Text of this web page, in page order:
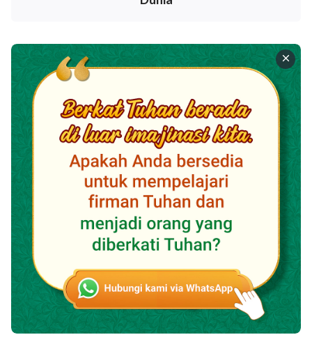
langkah Tuhan, sudah seharusnya kita mencari
kehendak Tuhan, firman Tuhan, dan perkataan
Tuhan—karena, di mana pun ada firman baru yang
diucapkan Tuhan, suara Tuhan ada di sana, dan di
mana pun ada jejak langkah Tuhan, perbuatan
Tuhan ada di sana. Di mana pun ada pengungkapan
Tuhan, di sanalah Tuhan menampakkan diri, dan di
mana pun Tuhan menampakkan diri, di sanalah jalan,
kebenaran, dan hidup ada. Dalam mencari jejak
langkah Tuhan, engkau semua telah mengabaikan
firman yang mengatakan bahwa ‘Tuhan adalah
jalan, kebenaran, dan hidup’. Itulah sebabnya,
banyak orang, bahkan pada saat mereka menerima
kebenaran, tidak percaya bahwa mereka telah
menemukan jejak langkah Tuhan, apalagi mengakui